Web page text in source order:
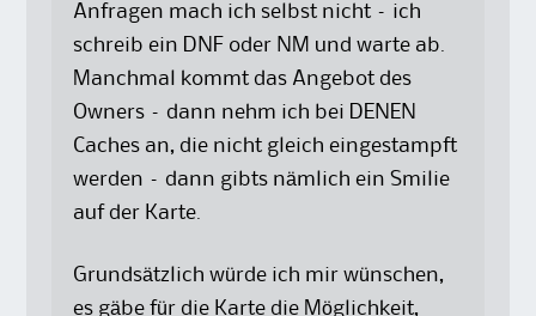
Anfragen mach ich selbst nicht – ich
schreib ein DNF oder NM und warte ab.
Manchmal kommt das Angebot des
Owners – dann nehm ich bei DENEN
Caches an, die nicht gleich eingestampft
werden – dann gibts nämlich ein Smilie
auf der Karte.
Grundsätzlich würde ich mir wünschen,
es gäbe für die Karte die Möglichkeit,